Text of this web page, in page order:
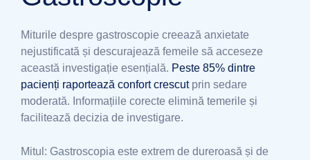
Miturile despre gastroscopie creează anxietate
nejustificată și descurajează femeile să acceseze
această investigație esențială. Peste 85% dintre
pacienți raportează confort crescutprin sedare
moderată. Informațiile corecte elimină temerile și
facilitează decizia de investigare.
Mitul: Gastroscopia este extrem de dureroasă și de